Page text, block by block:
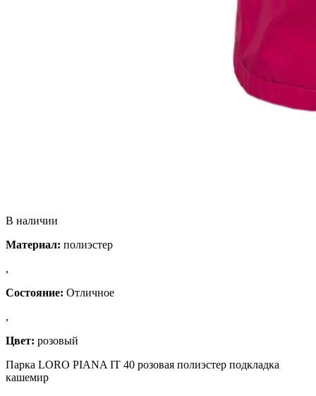
В наличии
Материал: полиэстер
,
Состояние: Отличное
,
Цвет: розовый
Парка LORO PIANA IT 40 розовая полиэстер подкладка
кашемир